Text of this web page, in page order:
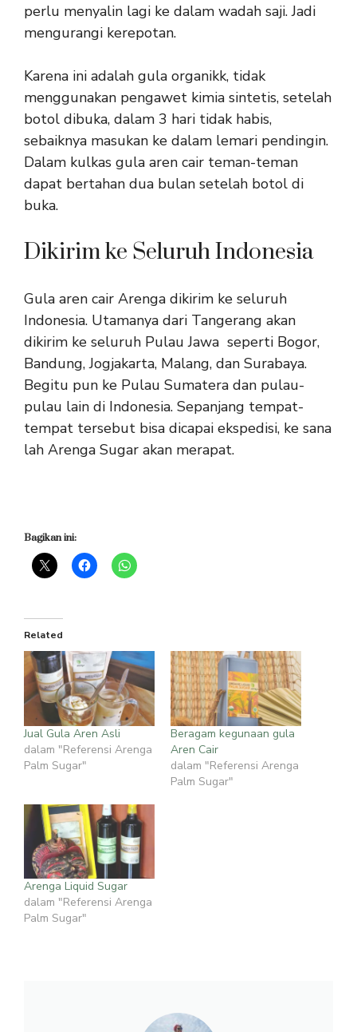
perlu menyalin lagi ke dalam wadah saji. Jadi
mengurangi kerepotan.
Karena ini adalah gula organikk, tidak
menggunakan pengawet kimia sintetis, setelah
botol dibuka, dalam 3 hari tidak habis,
sebaiknya masukan ke dalam lemari pendingin.
Dalam kulkas gula aren cair teman-teman
dapat bertahan dua bulan setelah botol di
buka.
Dikirim ke Seluruh Indonesia
Gula aren cair Arenga dikirim ke seluruh
Indonesia. Utamanya dari Tangerang akan
dikirim ke seluruh Pulau Jawa seperti Bogor,
Bandung, Jogjakarta, Malang, dan Surabaya.
Begitu pun ke Pulau Sumatera dan pulau-
pulau lain di Indonesia. Sepanjang tempat-
tempat tersebut bisa dicapai ekspedisi, ke sana
lah Arenga Sugar akan merapat.
Bagikan ini:
Related
Jual Gula Aren Asli
dalam "Referensi Arenga
Palm Sugar"
Beragam kegunaan gula
Aren Cair
dalam "Referensi Arenga
Palm Sugar"
Arenga Liquid Sugar
dalam "Referensi Arenga
Palm Sugar"